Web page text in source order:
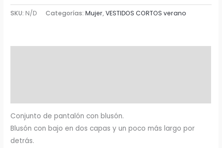
SKU: N/D Categorías:Mujer,VESTIDOS CORTOS verano
Conjunto de pantalón con blusón.
Blusón con bajo en dos capas y un poco más largo por
detrás.